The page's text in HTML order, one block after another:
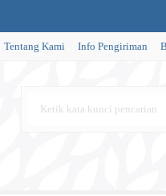
Tentang Kami Info Pengiriman